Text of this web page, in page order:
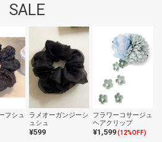
SALE
フシュ
ラメオーガンジーシ
ュシュ
¥599
フラワーコサージュ
ヘアクリップ
¥1,599(12%OFF)